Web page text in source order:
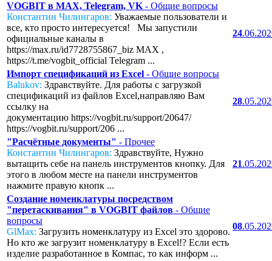
VOGBIT в MAX, Telegram, VK - Общие вопросы
Константин Чилингаров: Уважаемые пользователи и
все, кто просто интересуется! Мы запустили
официальные каналы в
https://max.ru/id7728755867_biz MAX ,
https://t.me/vogbit_official Telegram ...
24
Импорт спецификаций из Excel - Общие вопросы
Balukov: Здравствуйте. Для работы с загрузкой
спецификаций из файлов Excel,направляю Вам
ссылку на
документацию https://vogbit.ru/support/20647/
https://vogbit.ru/support/206 ...
28
"Расчётные документы" - Прочее
Константин Чилингаров: Здравствуйте, Нужно
вытащить себе на панель инструментов кнопку. Для
этого в любом месте на панели инструментов
нажмите правую кнопк ...
21
Создание номенклатуры посредством
"перетаскивания" в VOGBIT файлов - Общие
вопросы
GlMax: Загрузить номенклатуру из Excel это здорово.
Но кто же загрузит номенклатуру в Excel!? Если есть
изделие разработанное в Компас, то как информ ...
08